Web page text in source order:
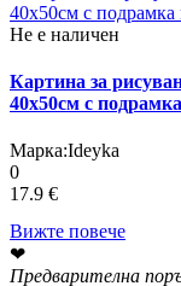
Не е наличен
Картина за
40х50см с
Марка:Ideyka
0
17.9 €
Вижте повече
❤
Предварителна